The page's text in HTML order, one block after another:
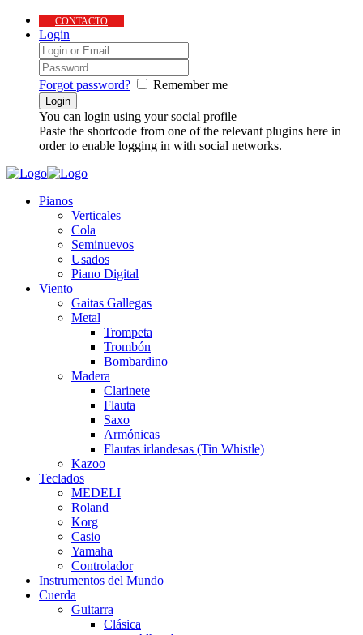
CONTACTO
Login
Forgot password? Remember me
You can login using your social profile
Paste the shortcode from one of the relevant plugins here in
order to enable logging in with social networks.
Pianos
Verticales
Cola
Seminuevos
Usados
Piano Digital
Viento
Gaitas Gallegas
Metal
Trompeta
Trombón
Bombardino
Madera
Clarinete
Flauta
Saxo
Armónicas
Flautas irlandesas (Tin Whistle)
Kazoo
Teclados
MEDELI
Roland
Korg
Casio
Yamaha
Controlador
Instrumentos del Mundo
Cuerda
Guitarra
Clásica